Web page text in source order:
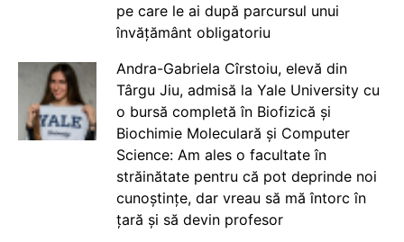
pe care le ai după parcursul unui
învățământ obligatoriu
Andra-Gabriela Cîrstoiu, elevă din
Târgu Jiu, admisă la Yale University cu
o bursă completă în Biofizică și
Biochimie Moleculară și Computer
Science: Am ales o facultate în
străinătate pentru că pot deprinde noi
cunoștințe, dar vreau să mă întorc în
țară și să devin profesor